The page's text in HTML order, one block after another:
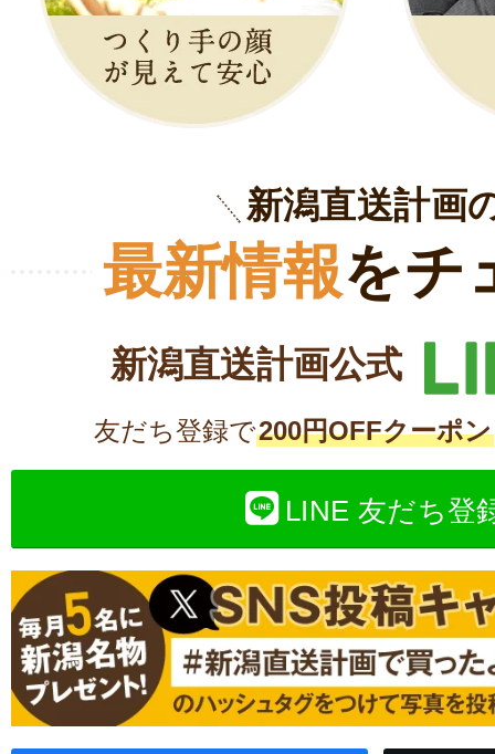
新潟直送計画
最新情報をチ
新潟直送計画公式
友だち登録で200円OFFクーポン
LINE 友だち登